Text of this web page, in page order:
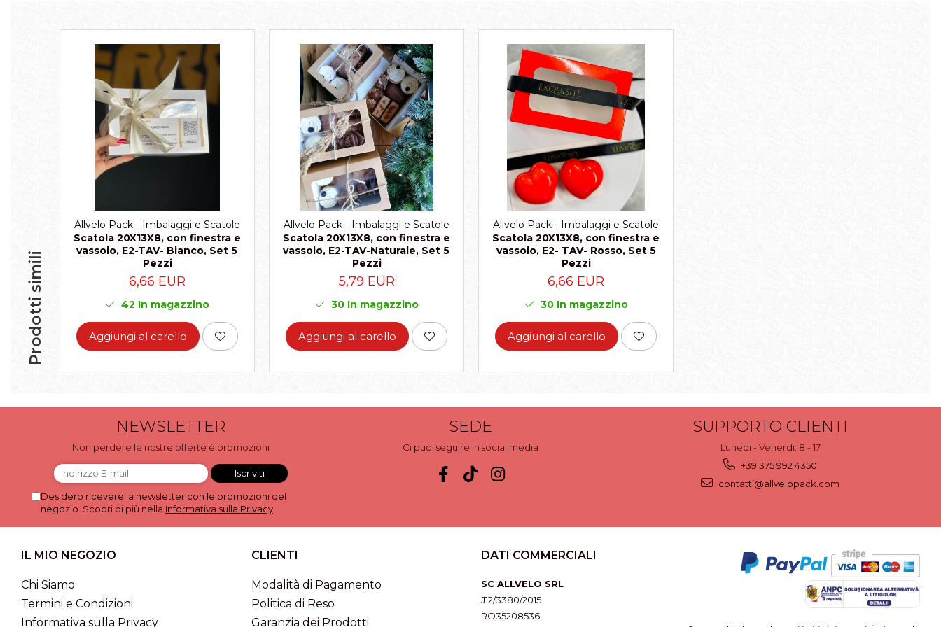
Scatole per Uova e Figure di
Scatole Personalizzate
Scatole Senza Finestra per Mini
Supporti per Pasticcini
Vassoi per Pasticcini e Torte
Prodotti simili
Allvelo Pack - Imbalaggi e Scatole
Scatola 20X13X8, con finestra e
vassoio, E2-TAV- Bianco, Set 5
Pezzi
6,66 EUR
42 In magazzino
Aggiungi al carello
Allvelo Pack - Imbalaggi e Scatole
Scatola 20X13X8, con finestra e
vassoio, E2-TAV-Naturale, Set 5
Pezzi
5,79 EUR
30In magazzino
Aggiungi al carello
Allvelo Pack - Imbalaggi e Scatole
Scatola 20X13X8, con finestra e
vassoio, E2- TAV- Rosso, Set 5
Pezzi
6,66 EUR
30In magazzino
Aggiungi al carello
NEWSLETTER
Non perdere le nostre offerte è promozioni
Desidero ricevere la newsletter con le promozioni del
negozio. Scopri di più nella Informativa sulla Privacy
SEDE
Ci puoi seguire in social media
SUPPORTO CLIENTI
Lunedi - Venerdi: 8 - 17
+39 375 992 4350
contatti@allvelopack.com
IL MIO NEGOZIO
Chi Siamo
Termini e Condizioni
Informativa sulla Privacy
CLIENTI
Modalità di Pagamento
Politica di Reso
Garanzia dei Prodotti
DATI COMMERCIALI
SC ALLVELO SRL
J12/3380/2015
RO35208536